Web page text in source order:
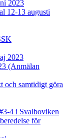
2023
12-13 augusti
2023
(Anmälan
och samtidigt göra
4 i Svalboviken
för